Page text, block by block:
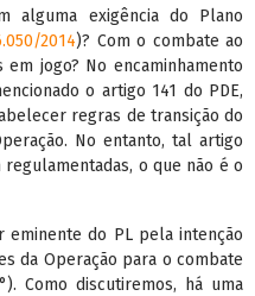
alguma exigência do Plano
2014)? Com o combate ao
jogo? No encaminhamento
o artigo 141 do PDE,
regras de transição do
No entanto, tal artigo
o que não é o
eminente do PL pela intenção
da Operação para o combate
Como discutiremos, há uma